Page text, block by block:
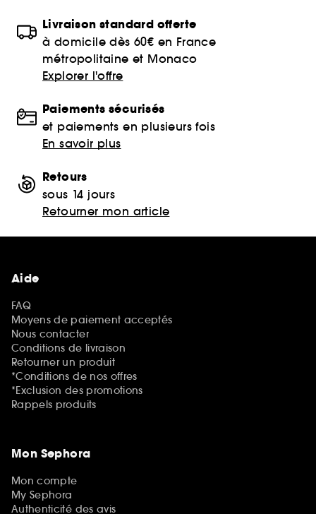
Livraison standard offerte
à domicile dès 60€ en France
métropolitaine et Monaco
Explorer l'offre
Paiements sécurisés
et paiements en plusieurs fois
En savoir plus
Retours
sous 14 jours
Retourner mon article
Aide
FAQ
Moyens de paiement acceptés
Nous contacter
Conditions de livraison
Retourner un produit
*Conditions de nos offres
*Exclusion des promotions
Rappels produits
Mon Sephora
Mon compte
My Sephora
Authenticité des avis